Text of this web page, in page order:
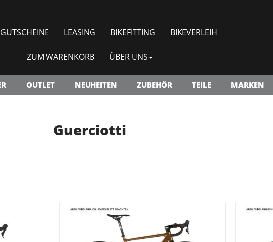
GUTSCHEINE LEASING BIKEFITTING BIKEVERLEIH
ZUM WARENKORB ÜBER UNS
OUTLET NEUHEITEN ZUBEHÖR TEILE MARKEN
Guerciotti